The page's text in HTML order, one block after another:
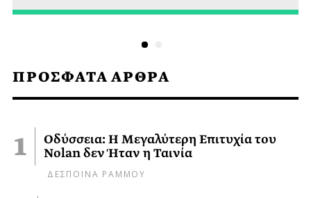
ΠΡΟΣΦΑΤΑ ΑΡΘΡΑ
Οδύσσεια: Η Μεγαλύτερη Επιτυχία του
Nolan δεν Ήταν η Ταινία
ΔΕΣΠΟΙΝΑ ΡΑΜΜΟΥ